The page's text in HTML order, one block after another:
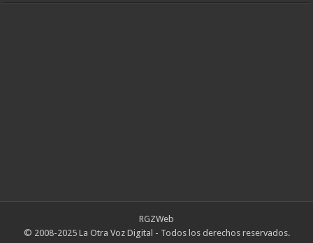
RGZWeb
© 2008-2025 La Otra Voz Digital - Todos los derechos reservados.